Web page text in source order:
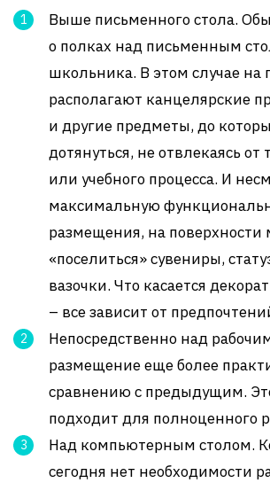
Выше письменного стола.
о полках над письменным
школьника. В этом случае на
располагают канцелярские
и другие предметы, до
дотянуться, не отвлекаясь от
или учебного процесса. И
максимальную
размещения, на поверхности
«поселиться» сувениры,
вазочки. Что касается
– все зависит от
Непосредственно над
размещение еще более
сравнению с предыдущим.
подходит для полноценного
Над компьютерным столом.
сегодня нет необходимости